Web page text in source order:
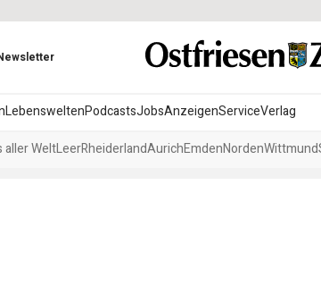
LebensweltenPodcastsJobsAnzeigenServiceVerlag
aller WeltLeerRheiderlandAurichEmdenNordenWittmund